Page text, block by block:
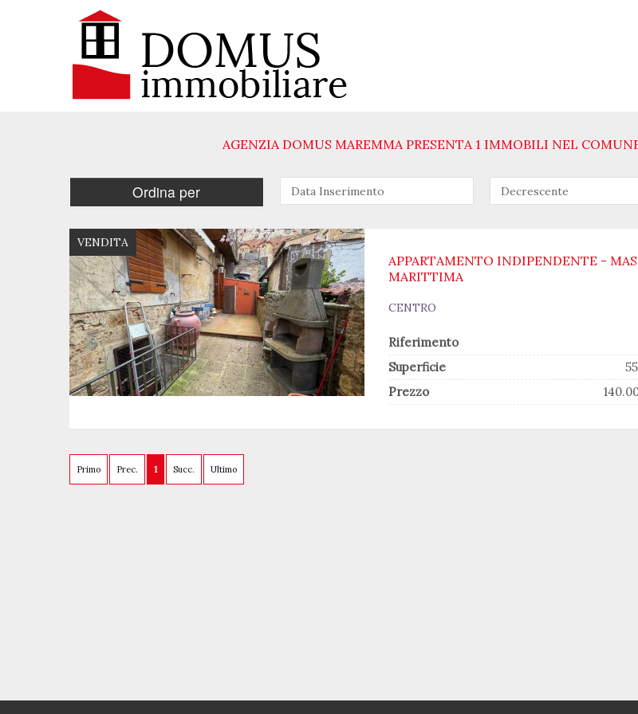
AGENZIA DOMUS MAREMMA PRESENTA 1 IMMOBILI NEL
VENDITA
APPARTAMENTO INDIPENDENTE -
MARITTIMA
CENTRO
Riferimento
Superficie
Prezzo
Primo Prec. 1 Succ. Ultimo